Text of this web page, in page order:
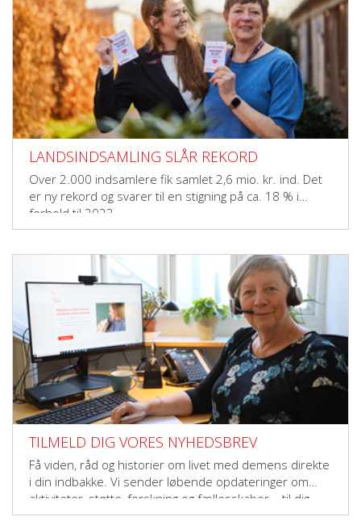
LANDSINDSAMLING SLÅR REKORD
Over 2.000 indsamlere fik samlet 2,6 mio. kr. ind. Det
er ny rekord og svarer til en stigning på ca. 18 % i
forhold til 2023.
TILMELD DIG VORES NYHEDSBREV
Få viden, råd og historier om livet med demens direkte
i din indbakke. Vi sender løbende opdateringer om
aktiviteter, støtte, forskning og fællesskaber – til dig,
der vil gøre en forskel.